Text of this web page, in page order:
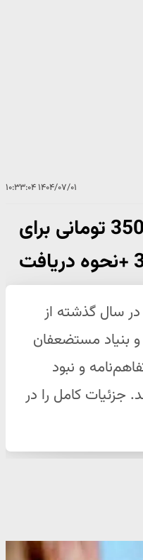
۱۴۰۴/۰۷/۰۱ ۱۰:۳۳:۰۴
بن‌کارت حمایتی 350/000 تومانی برای
در سال گذشته از
و بنیاد مستضعفان
و نبود
جزئیات کامل را در